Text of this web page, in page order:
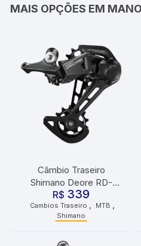
MAIS OPÇÕES EM
Câmbio Traseiro
Shimano Deore RD-
M5100 SGS 11v
R$ 339
Cambios Traseiro MTB
Shimano